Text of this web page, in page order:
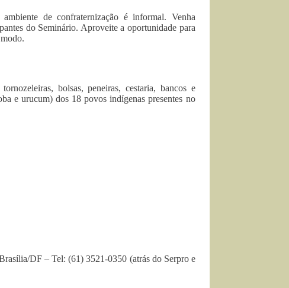
de confraternização é informal. Venha
do Seminário. Aproveite a oportunidade para
bolsas, peneiras, cestaria, bancos e
e urucum) dos 18 povos indígenas presentes no
DF – Tel: (61) 3521-0350 (atrás do Serpro e